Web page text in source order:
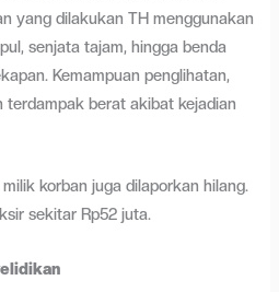
yang dilakukan TH menggunakan
senjata tajam, hingga benda
Kemampuan penglihatan,
terdampak berat akibat kejadian
korban juga dilaporkan hilang.
sekitar Rp52 juta.